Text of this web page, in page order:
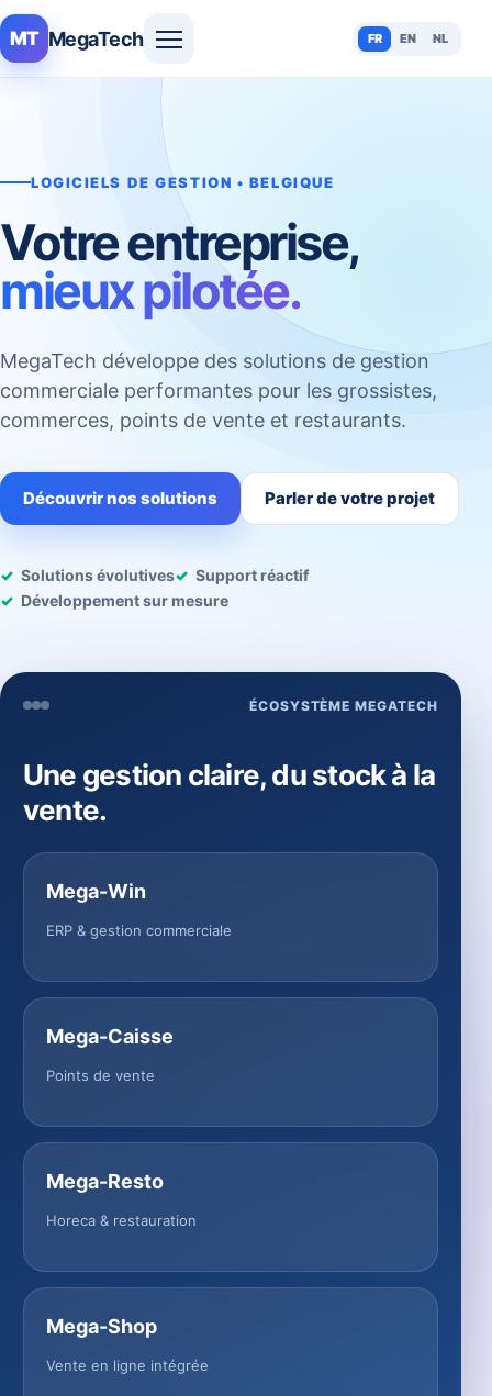
MT MegaTech FR EN NL
LOGICIELS DE GESTION • BELGIQUE
Votre entreprise,
mieux pilotée.
MegaTech développe des solutions de gestion
commerciale performantes pour les grossistes,
commerces, points de vente et restaurants.
Découvrir nos solutions Parler de votre projet
Solutions évolutives
Support réactif
Développement sur mesure
ÉCOSYSTÈME MEGATECH
Une gestion claire, du stock à la
vente.
Mega-Win
ERP & gestion commerciale
Mega-Caisse
Points de vente
Mega-Resto
Horeca & restauration
Mega-Shop
Vente en ligne intégrée